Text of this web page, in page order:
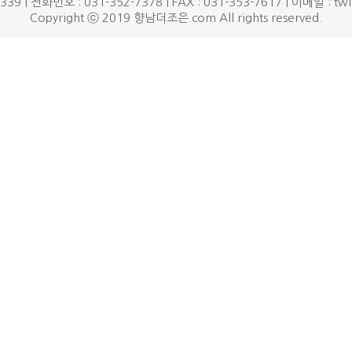
Copyright ⓒ 2019 향남더조은.com All rights reserved.